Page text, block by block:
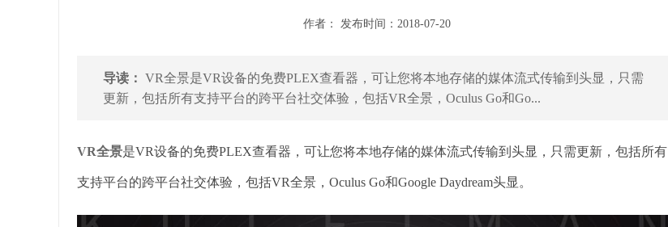
作者： 发布时间：2018-07-20
导读： VR全景是VR设备的免费PLEX查看器，可让您将本地存储的媒体流式传输到头显，只需
更新，包括所有支持平台的跨平台社交体验，包括VR全景，Oculus Go和Go...
VR全景是VR设备的免费PLEX查看器，可让您将本地存储的媒体流式传输到头显，只需更新，包括所有
支持平台的跨平台社交体验，包括VR全景，Oculus Go和Google Daydream头显。